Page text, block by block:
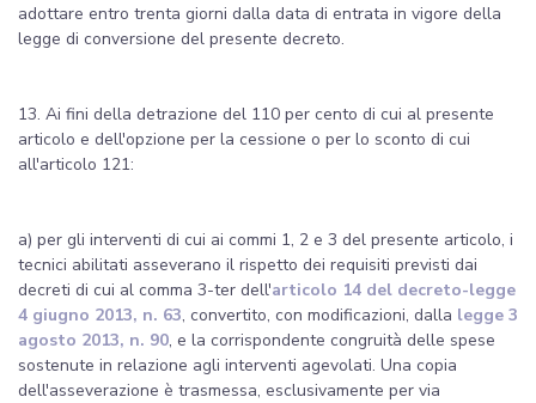
adottare entro trenta giorni dalla data di entrata in vigore della
legge di conversione del presente decreto.
13. Ai fini della detrazione del 110 per cento di cui al presente
articolo e dell'opzione per la cessione o per lo sconto di cui
all'articolo 121:
a) per gli interventi di cui ai commi 1, 2 e 3 del presente articolo, i
tecnici abilitati asseverano il rispetto dei requisiti previsti dai
decreti di cui al comma 3-ter dell'articolo 14 del decreto-legge
4 giugno 2013, n. 63, convertito, con modificazioni, dalla legge 3
agosto 2013, n. 90, e la corrispondente congruità delle spese
sostenute in relazione agli interventi agevolati. Una copia
dell'asseverazione è trasmessa, esclusivamente per via